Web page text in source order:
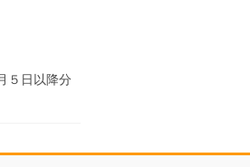
５日以降分